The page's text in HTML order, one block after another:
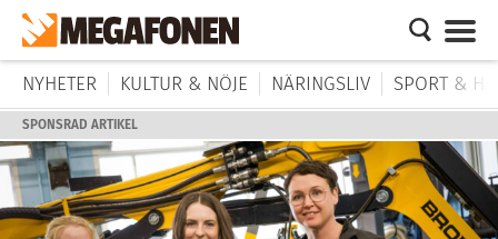
NYHETER KULTUR & NÖJE NÄRINGSLIV SPORT &
SPONSRAD ARTIKEL